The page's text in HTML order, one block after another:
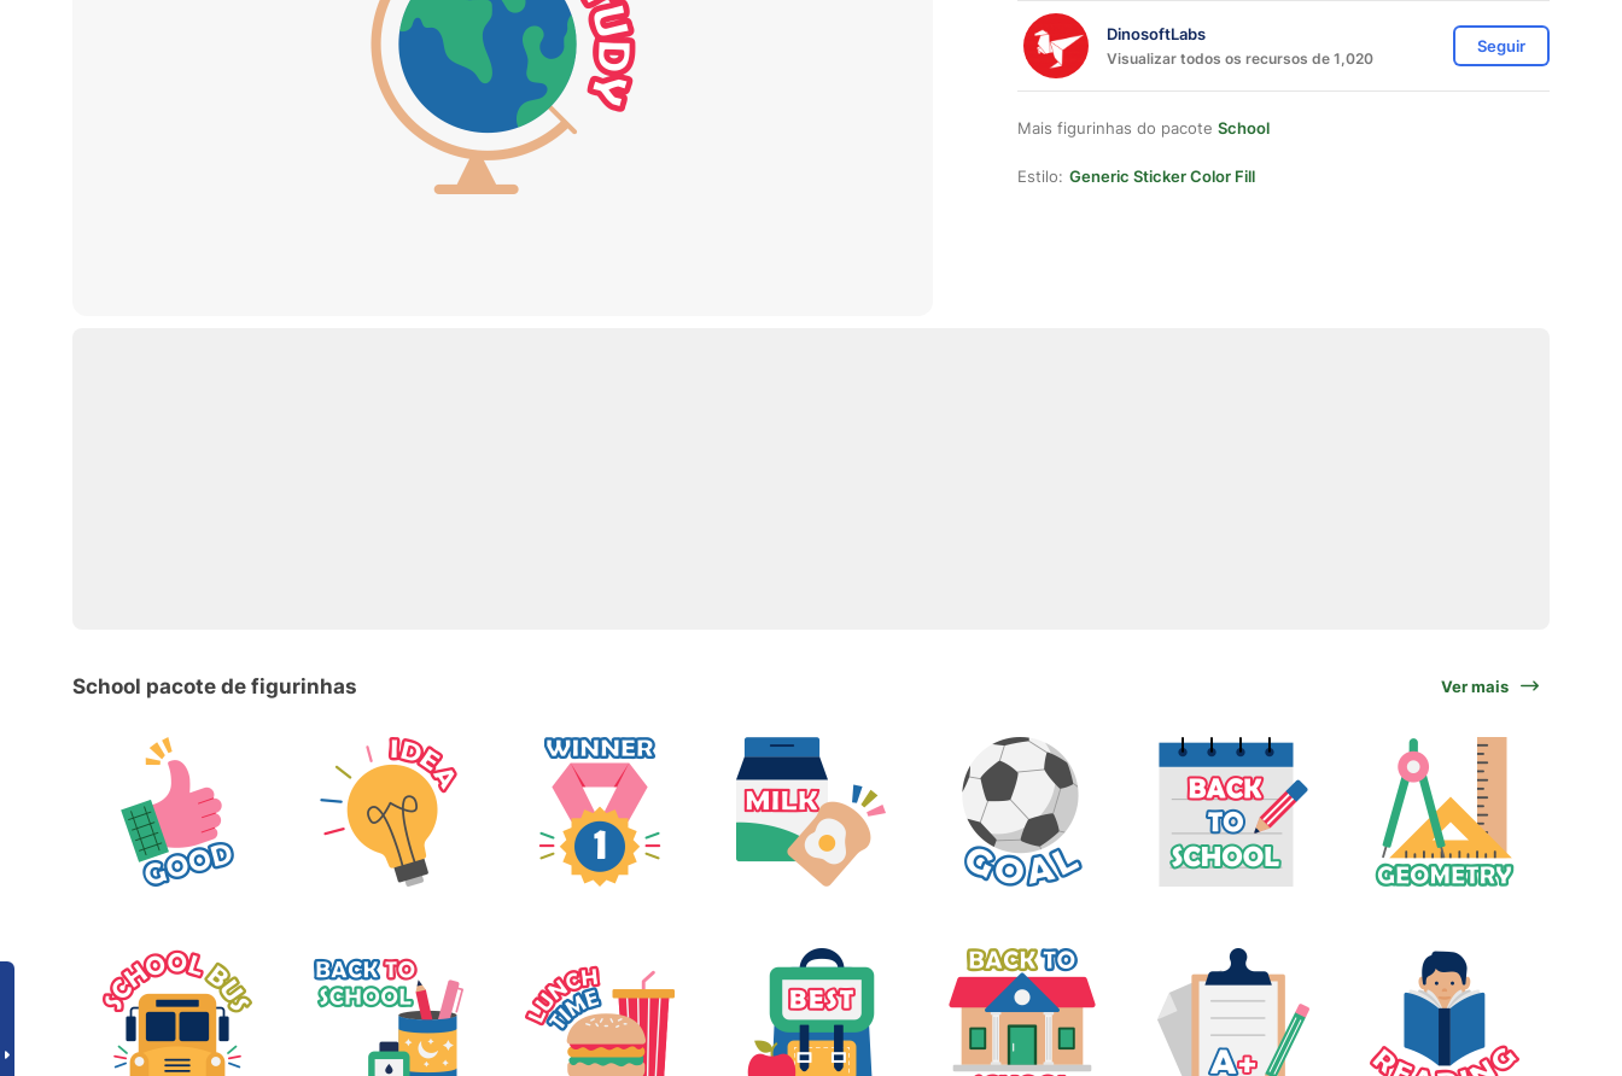
DinosoftLabs
Visualizar todos os recursos de 1,020
Seguir
Mais figurinhas do pacote School
Estilo: Generic Sticker Color Fill
School pacote de figurinhas Ver mais